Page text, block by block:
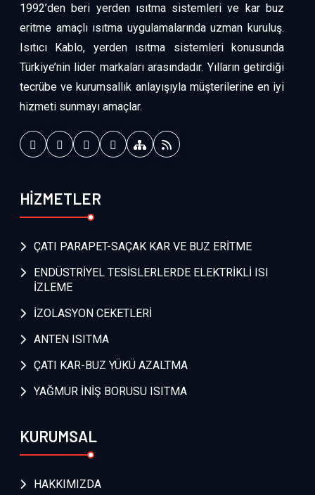
1992’den beri yerden ısıtma sistemleri ve kar buz
eritme amaçlı ısıtma uygulamalarında uzman kuruluş.
Isıtıcı Kablo, yerden ısıtma sistemleri konusunda
Türkiye’nin lider markaları arasındadır. Yılların getirdiği
tecrübe ve kurumsallık anlayışıyla müşterilerine en iyi
hizmeti sunmayı amaçlar.
HİZMETLER
ÇATI PARAPET-SAÇAK KAR VE BUZ ERİTME
ENDÜSTRİYEL TESİSLERLERDE ELEKTRİKLİ ISI
İZLEME
İZOLASYON CEKETLERİ
ANTEN ISITMA
ÇATI KAR-BUZ YÜKÜ AZALTMA
YAĞMUR İNİŞ BORUSU ISITMA
KURUMSAL
HAKKIMIZDA